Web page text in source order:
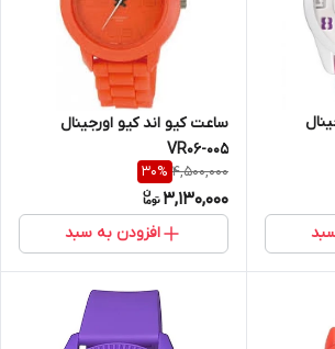
ساعت کیو اند کیو اورجینال
VR06-005
4,500,000
30%
3,130,000
افزودن به سبد